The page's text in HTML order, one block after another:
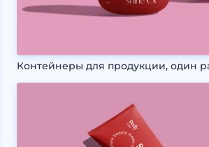
Контейнеры для продукции, один